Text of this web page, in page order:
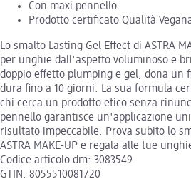
Con maxi pennello
Prodotto certificato Qualità
Lo smalto Lasting Gel Effect di ASTRA
per unghie dall'aspetto voluminoso e
doppio effetto plumping e gel, dona un
dura fino a 10 giorni. La sua formula
chi cerca un prodotto etico senza
pennello garantisce un'applicazione
risultato impeccabile. Prova subito lo
ASTRA MAKE-UP e regala alle tue
Codice articolo dm: 3083549
GTIN: 8055510081720